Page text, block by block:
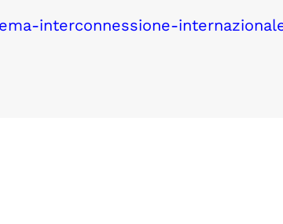
interconnessione-